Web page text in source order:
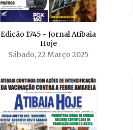
Edição 1745 - Jornal Atibaia
Hoje
Sábado, 22 Março 2025